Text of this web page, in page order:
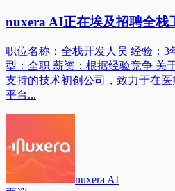
nuxera AI正在埃及招聘全栈
职位名称：全栈开发人员 经验：3
型：全职 薪资：根据经验竞争 关
支持的技术初创公司，致力于在
平台...
nuxera AI